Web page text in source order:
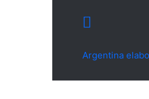
Argentina